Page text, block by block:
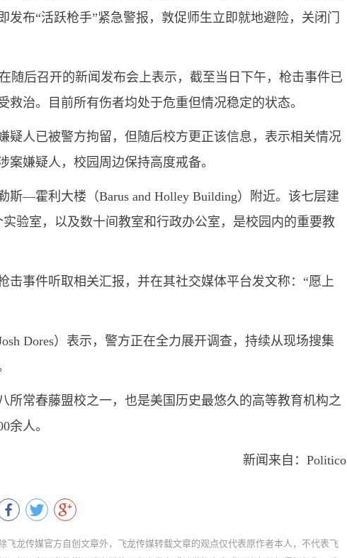
布“活跃枪手”紧急警报，敦促师生立即就地避险，关闭门
随后召开的新闻发布会上表示，截至当日下午，枪击事件已
治。目前所有伤者均处于危重但情况稳定的状态。
疑人已被警方拘留，但随后校方更正该信息，表示相关情况
嫌疑人，校园周边保持高度戒备。
斯—霍利大楼（Barus and Holley Building）附近。该七层建
验室，以及数十间教室和行政办公室，是校园内的重要教
击事件听取相关汇报，并在其社交媒体平台发文称：“愿上
Dores）表示，警方正在全力展开调查，持续从现场搜集
所常春藤盟校之一，也是美国历史最悠久的高等教育机构之
余人。
新闻来自：Politico
龙传媒官方自创文章外，飞龙传媒转载文章的观点仅代表原作者本人，不代表飞